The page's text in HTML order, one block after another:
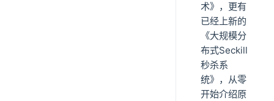
术》，更有
已经上新的
《大规模分
布式Seckill
秒杀系
统》，从零
开始介绍原